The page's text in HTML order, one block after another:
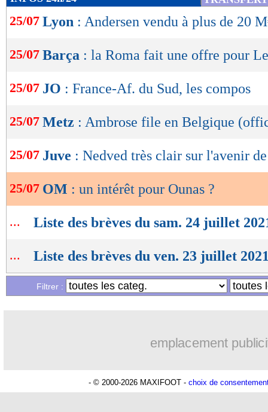
de
lecture
OK
25/07 Lyon : Andersen vendu à plus de 20
25/07 Barça : la Roma fait une offre pour
25/07 JO : France-Af. du Sud, les compos
25/07 Metz : Ambrose file en Belgique
25/07 Juve : Nedved très clair sur l'avenir
25/07 OM : un intérêt pour Ounas ?
... Liste des brèves du sam. 24 juillet
... Liste des brèves du ven. 23 juillet
Filtrer :
emplacement
- © 2000-2026 MAXIFOOT - choix de